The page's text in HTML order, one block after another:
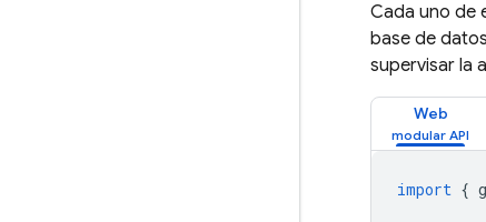
Cada uno de
base de
supervisar la
Web
import {